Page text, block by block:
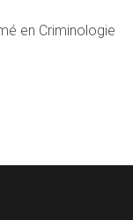
en Criminologie